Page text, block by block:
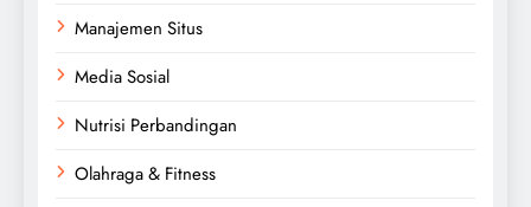
Manajemen Situs
Media Sosial
Nutrisi Perbandingan
Olahraga & Fitness